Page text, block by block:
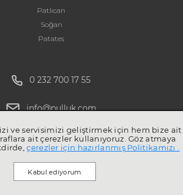
Patlıcan
Soğan
Patates
0 232 700 17 55
info@pulluk.com
ve servisimizi geliştirmek için hem bize ait
ait çerezler kullanıyoruz. Göz atmaya
çerezler için hazırlanmış Politikamızı .
Kabul ediyorum